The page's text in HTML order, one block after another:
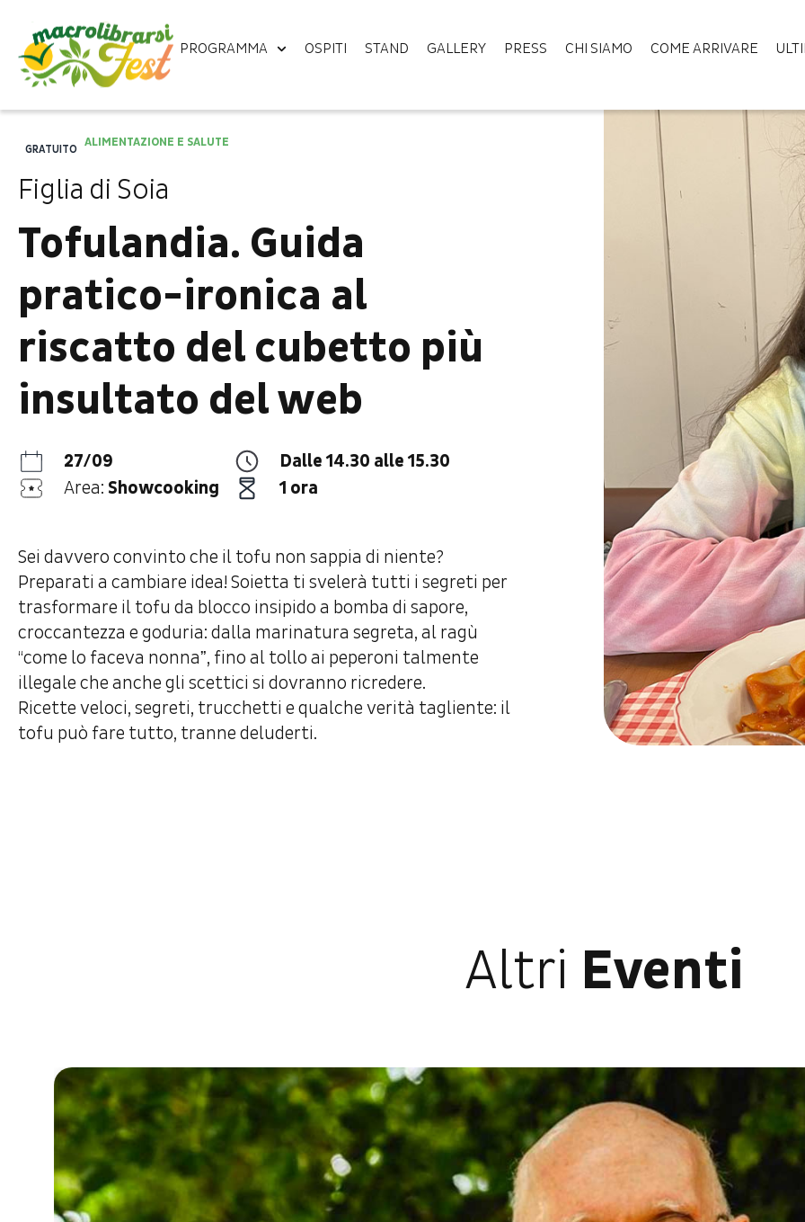
PROGRAMMA OSPITI STAND GALLERY PRESS CHI SIAMO COME ARRIVARE
GRATUITO
ALIMENTAZIONE E SALUTE
Figlia di Soia
Tofulandia. Guida
pratico-ironica al
riscatto del cubetto più
insultato del web
27/09
Dalle 14.30 alle 15.30
Area: Showcooking 1 ora
Sei davvero convinto che il tofu non sappia di niente?
Preparati a cambiare idea! Soietta ti svelerà tutti i segreti per
trasformare il tofu da blocco insipido a bomba di sapore,
croccantezza e goduria: dalla marinatura segreta, al ragù
“come lo faceva nonnaˮ, fino al tollo ai peperoni talmente
illegale che anche gli scettici si dovranno ricredere.
Ricette veloci, segreti, trucchetti e qualche verità tagliente: il
tofu può fare tutto, tranne deluderti.
Altri Eventi